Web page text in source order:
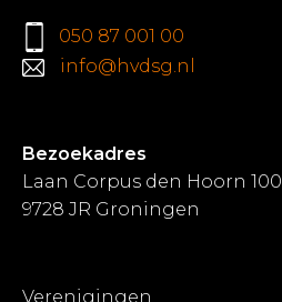
050 87 001 00
info@hvdsg.nl
Bezoekadres
Laan Corpus den Hoorn 100
9728 JR Groningen
Verenigingen